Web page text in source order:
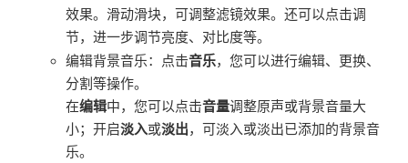
效果。滑动滑块，可调整滤镜效果。还可以点击调
节，进一步调节亮度、对比度等。
编辑背景音乐：点击音乐，您可以进行编辑、更换、
分割等操作。
在编辑中，您可以点击音量调整原声或背景音量大
小；开启淡入或淡出，可淡入或淡出已添加的背景音
乐。